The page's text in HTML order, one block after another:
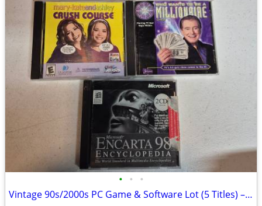
• • •
Vintage 90s/2000s PC Game & Software Lot (5 Titles) – Retro Tech Nosta